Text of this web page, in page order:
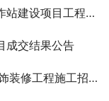
遴选入围项目-招标公告￼
成交结果公告
程施工招标公告 ￼￼